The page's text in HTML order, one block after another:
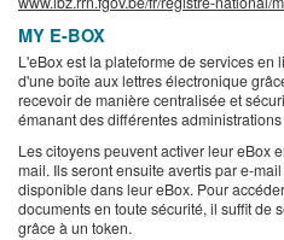
MY E-BOX
L'eBox est la plateforme de services en
d'une boîte aux lettres électronique
recevoir de manière centralisée et
émanant des différentes
Les citoyens peuvent activer leur eBox
mail. Ils seront ensuite avertis par e-
disponible dans leur eBox. Pour
documents en toute sécurité, il suffit de
grâce à un token.